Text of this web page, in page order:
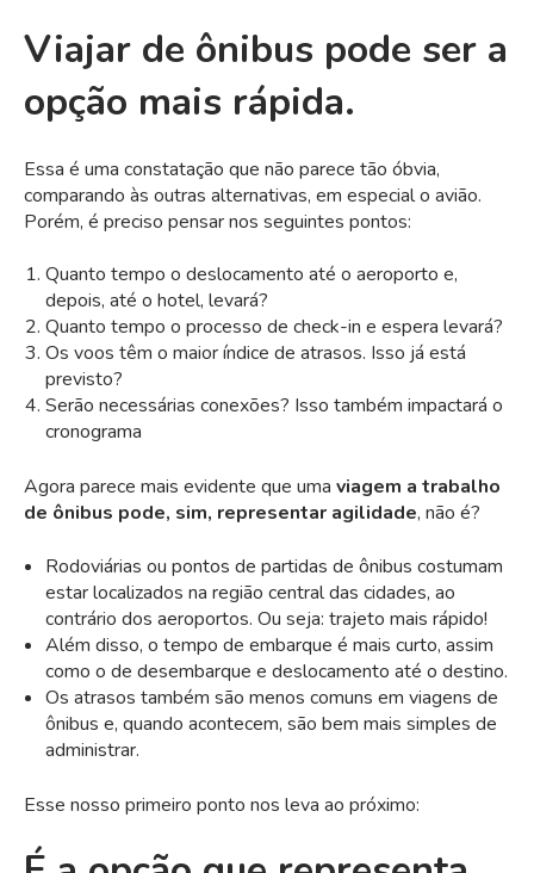
Viajar de ônibus pode ser a
opção mais rápida.
Essa é uma constatação que não parece tão óbvia,
comparando às outras alternativas, em especial o avião.
Porém, é preciso pensar nos seguintes pontos:
Quanto tempo o deslocamento até o aeroporto e,
depois, até o hotel, levará?
Quanto tempo o processo de check-in e espera levará?
Os voos têm o maior índice de atrasos. Isso já está
previsto?
Serão necessárias conexões? Isso também impactará o
cronograma
Agora parece mais evidente que uma viagem a trabalho
de ônibus pode, sim, representar agilidade, não é?
Rodoviárias ou pontos de partidas de ônibus costumam
estar localizados na região central das cidades, ao
contrário dos aeroportos. Ou seja: trajeto mais rápido!
Além disso, o tempo de embarque é mais curto, assim
como o de desembarque e deslocamento até o destino.
Os atrasos também são menos comuns em viagens de
ônibus e, quando acontecem, são bem mais simples de
administrar.
Esse nosso primeiro ponto nos leva ao próximo: